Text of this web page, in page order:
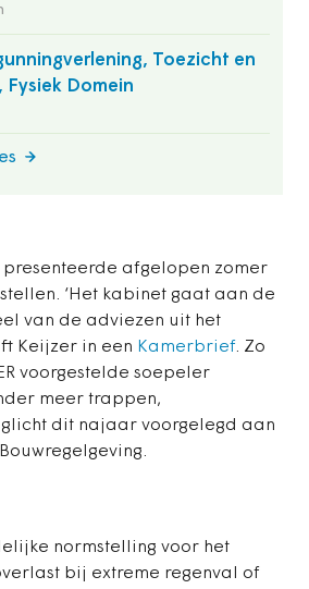
Toezicht en
Fysiek Domein
afgelopen zomer
‘Het kabinet gaat aan de
van de adviezen uit het
Keijzer in een Kamerbrief. Zo
voorgestelde soepeler
meer trappen,
dit najaar voorgelegd aan
normstelling voor het
bij extreme regenval of